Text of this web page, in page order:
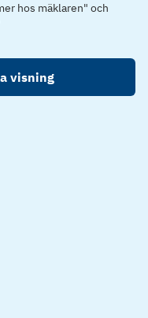
hos mäklaren" och
visning